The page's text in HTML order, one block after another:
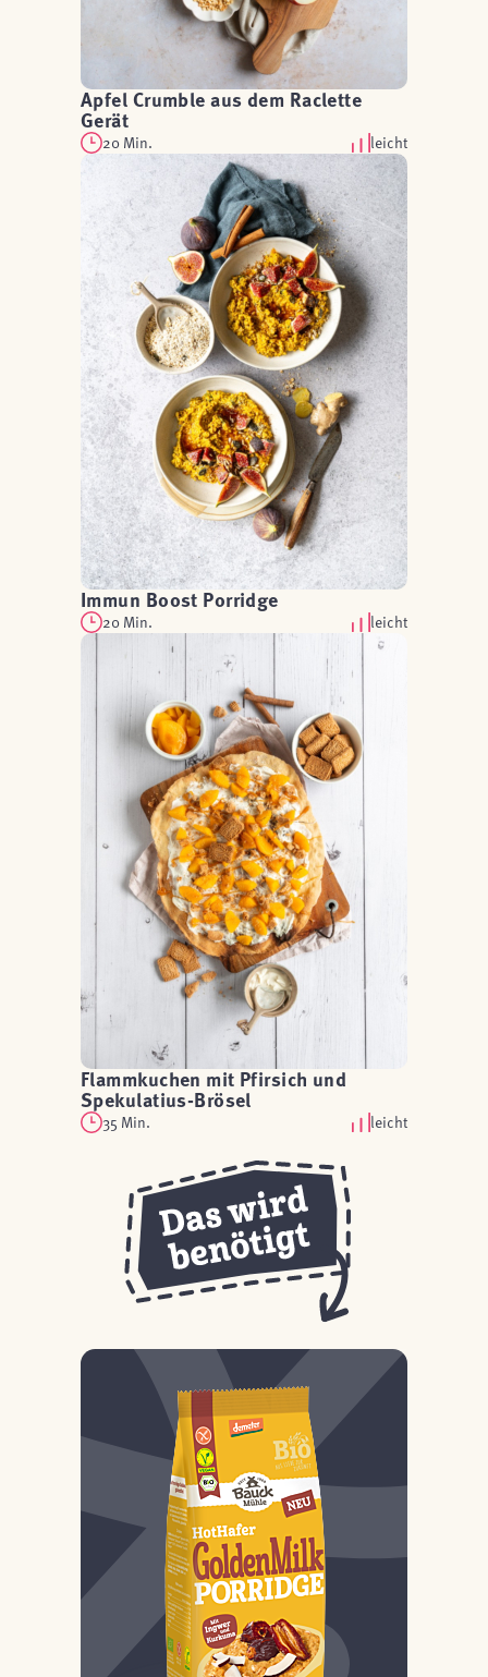
Apfel Crumble aus dem Raclette
Gerät
20 Min. leicht
Immun Boost Porridge
20 Min. leicht
Flammkuchen mit Pfirsich und
Spekulatius-Brösel
35 Min. leicht